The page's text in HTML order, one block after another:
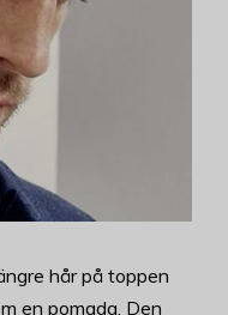
hår på toppen
en pomada. Den